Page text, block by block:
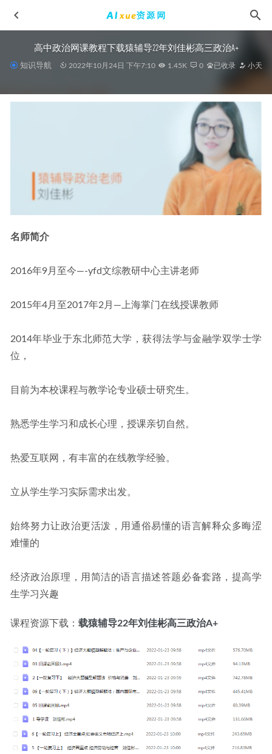
高中政治网课教程下载猿辅导22年刘佳彬高三政治A+
知识导航 2022年10月24日 下午7:10 1.45K 0 已收录 小天
名师简介
2016年9月至今—-yfd文综教研中心主讲老师
2015年4月至2017年2月—上海掌门在线授课教师
2014年毕业于东北师范大学，获得法学与金融学双学士学
位，
目前为本校课程与教学论专业硕士研究生。
熟悉学生学习和成长心理，授课亲切自然。
热爱互联网，有丰富的在线教学经验。
立从学生学习实际需求出发。
始终努力让政治更活泼，用通俗易懂的语言解释众多晦涩
难懂的
经济政治原理，用简洁的语言描述答题必备套路，提高学
生学习兴趣
课程资源下载： 载猿辅导22年刘佳彬高三政治A+
2024-05-17
高中生物网课2023万猛高三生物一轮复习视频教程秋季班
2022-11-25
探秘李博恩高二英语网课：助力英语学习腾飞 2025-03-09
2024高考押题新课标《冲刺压轴卷》 2024-04-26
2024高考育甲高考48天提分计划（数学/物理/化学）